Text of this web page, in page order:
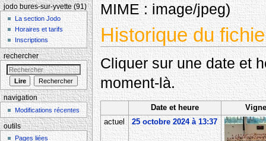
MIME :image/jpeg)
Historique du
Cliquer sur une date et
moment-là.
Date et heure
actuel
25 octobre 2024 à 13:37
jodo bures-sur-yvette (91)
La section Jodo
Horaires et tarifs
Inscriptions
rechercher
navigation
Modifications récentes
outils
Pages liées